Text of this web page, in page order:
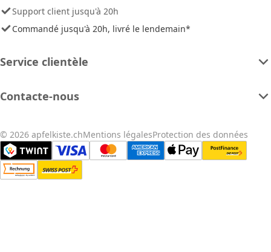
Support client jusqu'à 20h
Commandé jusqu'à 20h, livré le lendemain*
Service clientèle
Contacte-nous
© 2026 apfelkiste.chMentions légalesProtection des données